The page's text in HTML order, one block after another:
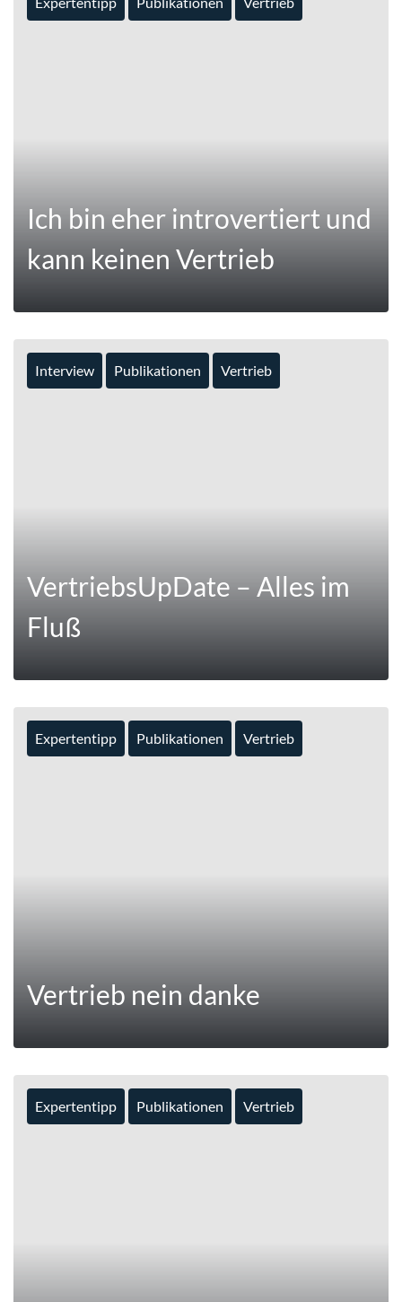
Ich bin eher introvertiert und
kann keinen Vertrieb
Interview Publikationen Vertrieb
VertriebsUpDate – Alles im
Fluß
Expertentipp Publikationen Vertrieb
Vertrieb nein danke
Expertentipp Publikationen Vertrieb